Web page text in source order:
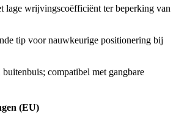
lage wrijvingscoëfficiënt ter beperking van
tip voor nauwkeurige positionering bij
buitenbuis; compatibel met gangbare
(EU)